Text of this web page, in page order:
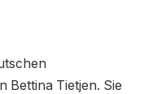
Bettina Tietjen. Sie